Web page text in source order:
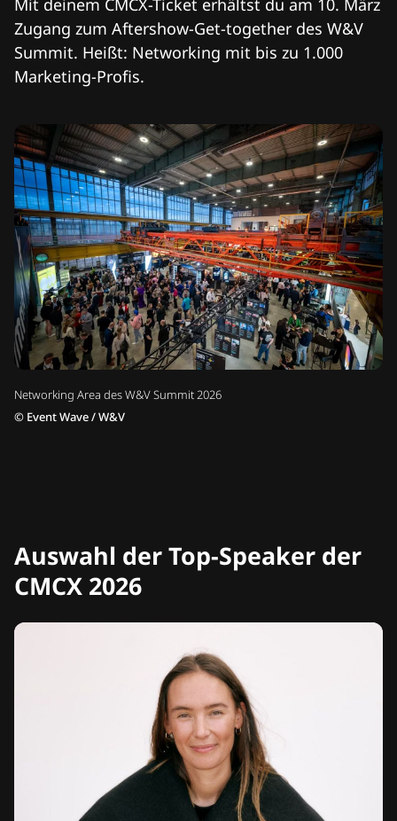
Networking Area des W&V Summit 2026
© Event Wave / W&V
Zugang zum Aftershow-Get-together des W&V
Summit. Heißt: Networking mit bis zu 1.000
Marketing-Profis.
Auswahl der Top-Speaker der
CMCX 2026